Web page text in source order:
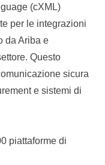
(cXML)
per le integrazioni
da Ariba e
Questo
sicura
e sistemi di
piattaforme di